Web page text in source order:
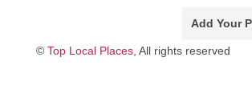
Add Your
© Top Local Places, All rights reserved